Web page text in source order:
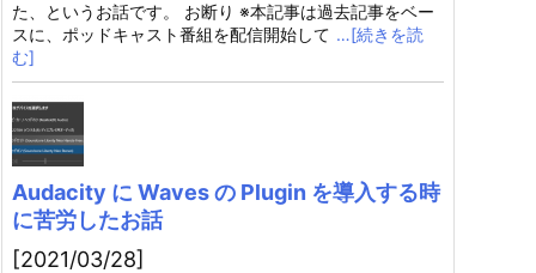
た、というお話です。 お断り ※本記事は過去記事をベー
スに、ポッドキャスト番組を配信開始して …[続きを読
む]
Audacity に Waves の Plugin を導入する時
に苦労したお話
[2021/03/28]